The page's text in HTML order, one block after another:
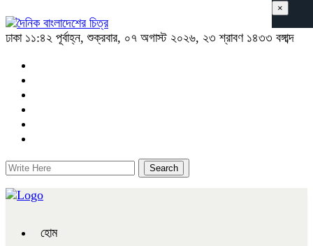
ঢাকা ১১:৪২ পূর্বাহ্ন, শুক্রবার, ০৭ অগাস্ট ২০২৬, ২৩ শ্রাবণ ১৪৩৩ বঙ্গাব্দ
হোম
×